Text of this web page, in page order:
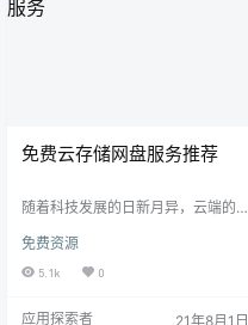
免费云存储网盘服务推荐
随着科技发展的日新月异，云端的
文件也成为越来越多人的习惯，国
内的网盘服务也如雨后春笋一样越
免费资源
5.1k 0
应用探索者 21年8月1日